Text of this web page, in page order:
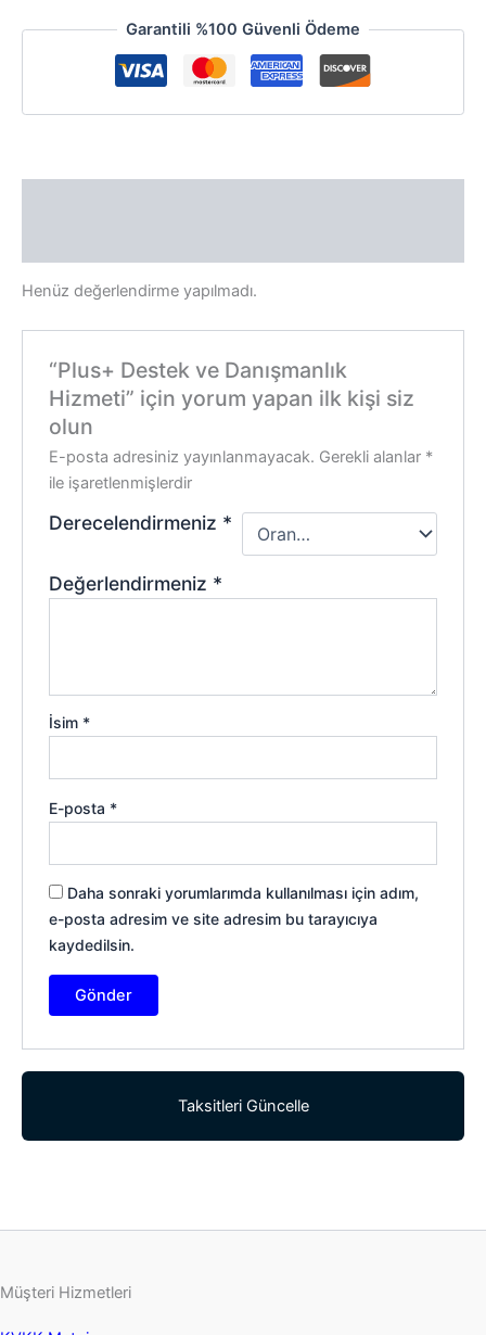
Garantili %100 Güvenli Ödeme
Henüz değerlendirme yapılmadı.
“Plus+ Destek ve Danışmanlık
Hizmeti” için yorum yapan ilk kişi siz
olun
E-posta adresiniz yayınlanmayacak. Gerekli alanlar *
ile işaretlenmişlerdir
Derecelendirmeniz *
Değerlendirmeniz *
İsim *
E-posta *
Daha sonraki yorumlarımda kullanılması için adım,
e-posta adresim ve site adresim bu tarayıcıya
kaydedilsin.
Taksitleri Güncelle
Müşteri Hizmetleri